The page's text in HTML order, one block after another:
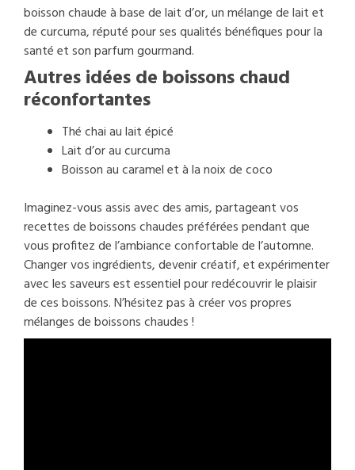
boisson chaude à base de lait d’or, un mélange de lait et
de curcuma, réputé pour ses qualités bénéfiques pour la
santé et son parfum gourmand.
Autres idées de boissons chaud
réconfortantes
Thé chai au lait épicé
Lait d’or au curcuma
Boisson au caramel et à la noix de coco
Imaginez-vous assis avec des amis, partageant vos
recettes de boissons chaudes préférées pendant que
vous profitez de l’ambiance confortable de l’automne.
Changer vos ingrédients, devenir créatif, et expérimenter
avec les saveurs est essentiel pour redécouvrir le plaisir
de ces boissons. N’hésitez pas à créer vos propres
mélanges de boissons chaudes !